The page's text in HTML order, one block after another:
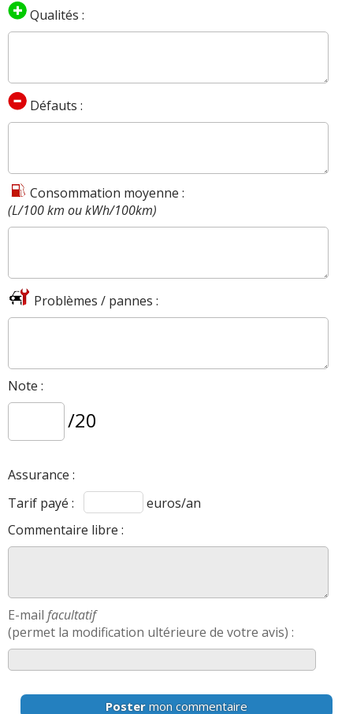
Qualités :
Défauts :
Consommation moyenne :
(L/100 km ou kWh/100km)
Problèmes / pannes :
Note :
/20
Assurance :
Tarif payé :
euros/an
Commentaire libre :
E-mail facultatif
(permet la modification ultérieure de votre avis) :
Poster mon commentaire